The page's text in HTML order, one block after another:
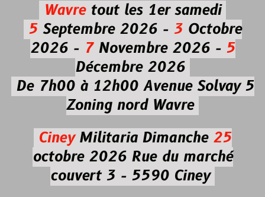
Wavretout les 1er samedi
5Septembre 2026 - 3Octobre
2026 -7Novembre 2026 - 5
Décembre 2026
De 7h00 à 12h00 Avenue Solvay 5
Zoning nord Wavre
CineyMilitaria Dimanche 25
octobre 2026Rue du marché
couvert 3 - 5590 Ciney